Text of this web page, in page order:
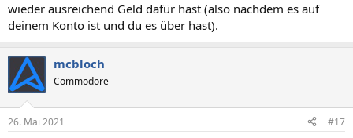
wieder ausreichend Geld dafür hast (also nachdem es auf
deinem Konto ist und du es über hast).
mcbloch
Commodore
26. Mai 2021 #17